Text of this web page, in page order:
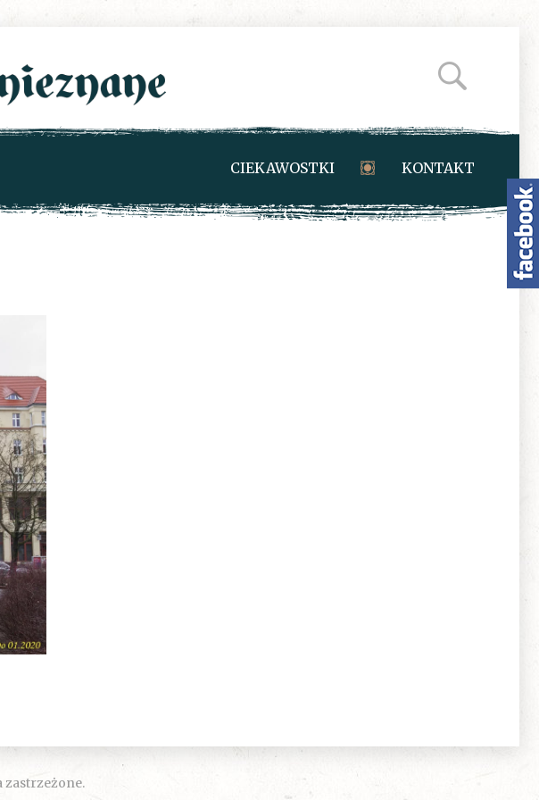
CIEKAWOSTKI KONTAKT
zastrzeżone.